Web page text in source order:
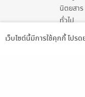
นิตยสาร
ทั่วไป
หนังสือเ
เว็บไซต์นี้มีการใช้คุกกี้ โป